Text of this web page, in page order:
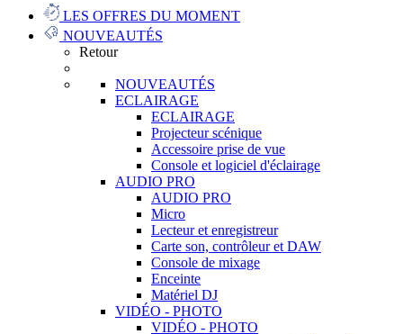
LES OFFRES DU MOMENT
NOUVEAUTÉS
Retour
NOUVEAUTÉS
ECLAIRAGE
ECLAIRAGE
Projecteur scénique
Accessoire prise de vue
Console et logiciel d'éclairage
AUDIO PRO
AUDIO PRO
Micro
Lecteur et enregistreur
Carte son, contrôleur et DAW
Console de mixage
Enceinte
Matériel DJ
VIDÉO - PHOTO
VIDÉO - PHOTO